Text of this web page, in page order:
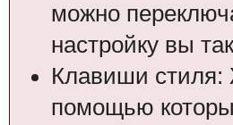
можно
настройку вы
Клавиши стиля:
помощью